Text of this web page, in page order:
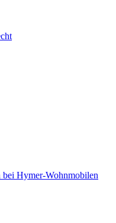
bei Hymer-Wohnmobilen